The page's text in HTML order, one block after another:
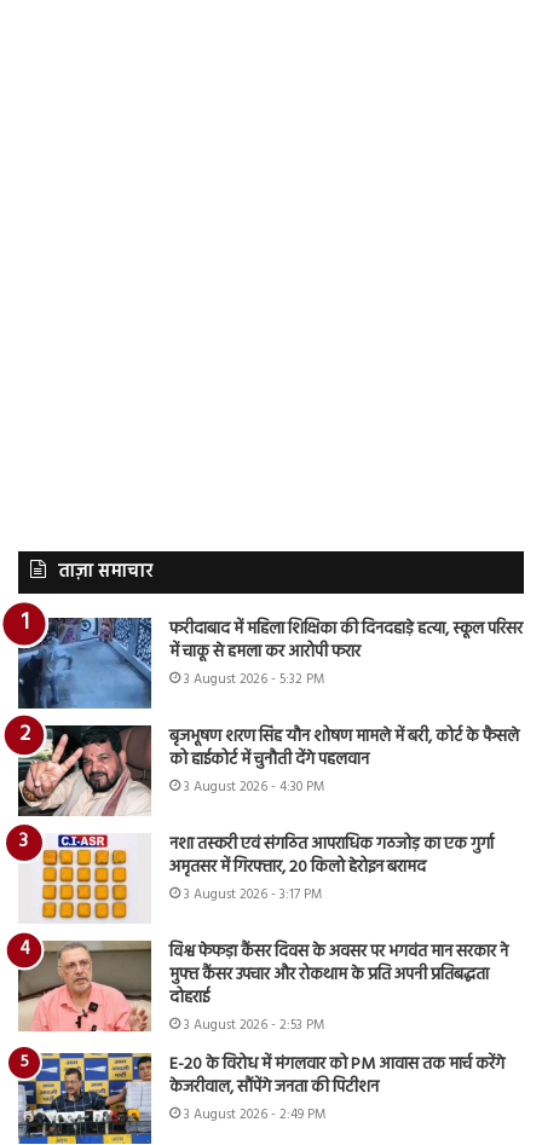
ताज़ा समाचार
फरीदाबाद में महिला शिक्षिका की दिनदहाड़े हत्या, स्कूल परिसर
में चाकू से हमला कर आरोपी फरार
3 August 2026 - 5:32 PM
बृजभूषण शरण सिंह यौन शोषण मामले में बरी, कोर्ट के फैसले
को हाईकोर्ट में चुनौती देंगे पहलवान
3 August 2026 - 4:30 PM
नशा तस्करी एवं संगठित आपराधिक गठजोड़ का एक गुर्गा
अमृतसर में गिरफ्तार, 20 किलो हेरोइन बरामद
3 August 2026 - 3:17 PM
विश्व फेफड़ा कैंसर दिवस के अवसर पर भगवंत मान सरकार ने
मुफ्त कैंसर उपचार और रोकथाम के प्रति अपनी प्रतिबद्धता
दोहराई
3 August 2026 - 2:53 PM
E-20 के विरोध में मंगलवार को PM आवास तक मार्च करेंगे
केजरीवाल, सौंपेंगे जनता की पिटीशन
3 August 2026 - 2:49 PM